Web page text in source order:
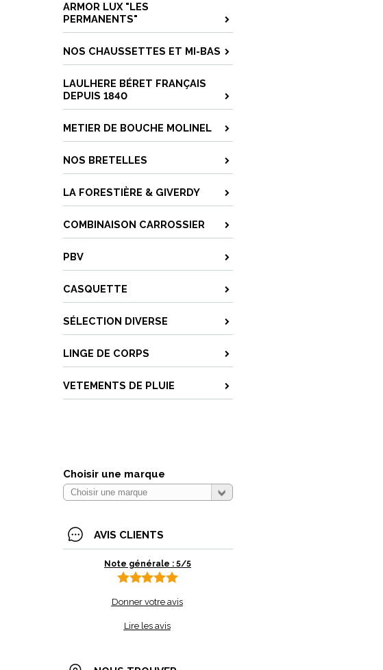
ARMOR LUX "LES
PERMANENTS"
NOS CHAUSSETTES ET MI-BAS
LAULHERE BÉRET FRANÇAIS
DEPUIS 1840
METIER DE BOUCHE MOLINEL
NOS BRETELLES
LA FORESTIÈRE & GIVERDY
COMBINAISON CARROSSIER
PBV
CASQUETTE
SÉLECTION DIVERSE
LINGE DE CORPS
VETEMENTS DE PLUIE
Choisir une marque
AVIS CLIENTS
Note générale : 5/5
Donner votre avis
Lire les avis